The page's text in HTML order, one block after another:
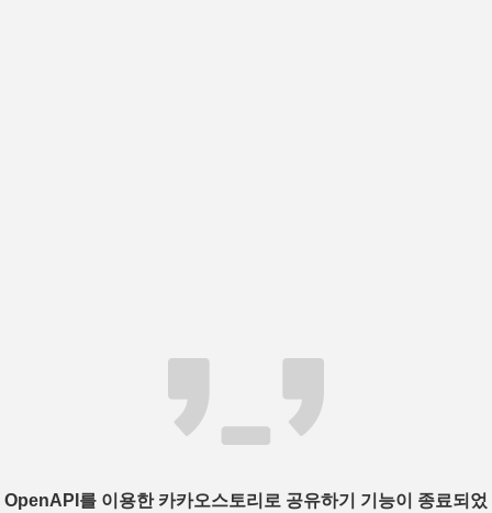
OpenAPI를 이용한 카카오스토리로 공유하기 기능이 종료되었